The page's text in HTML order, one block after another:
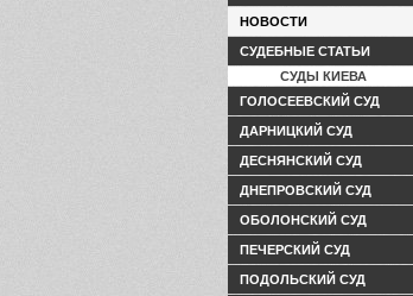
НОВОСТИ
СУДЕБНЫЕ СТАТЬИ
СУДЫ КИЕВА
ГОЛОСЕЕВСКИЙ СУД
ДАРНИЦКИЙ СУД
ДЕСНЯНСКИЙ СУД
ДНЕПРОВСКИЙ СУД
ОБОЛОНСКИЙ СУД
ПЕЧЕРСКИЙ СУД
ПОДОЛЬСКИЙ СУД